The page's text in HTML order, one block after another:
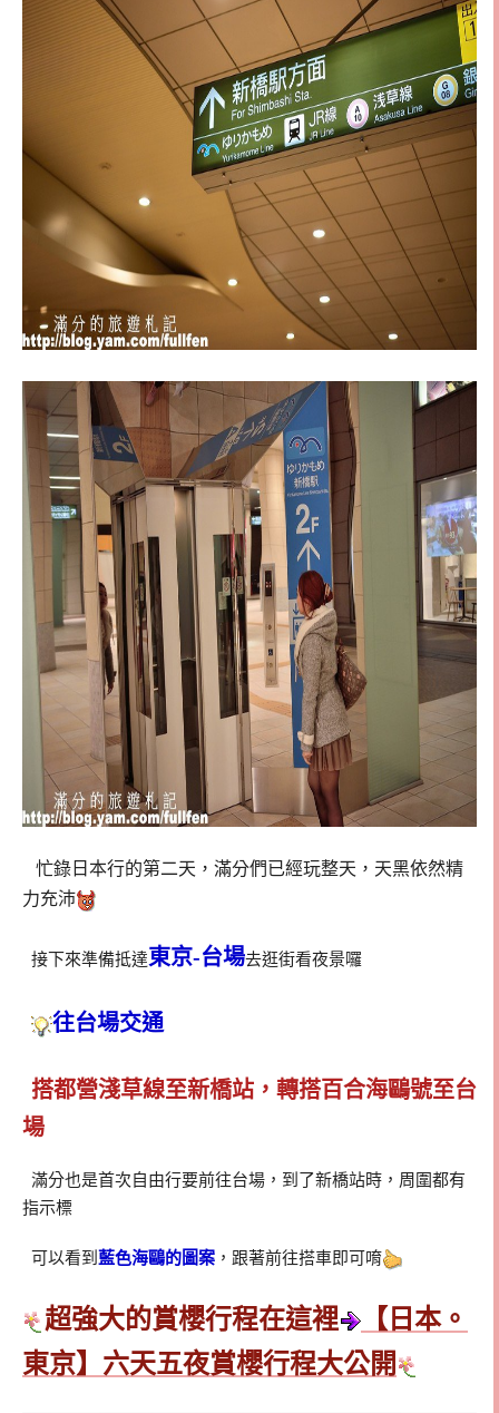
忙錄日本行的第二天，滿分們已經玩整天，天黑依然精
力充沛
接下來準備抵達東京-台場去逛街看夜景囉
往台場交通
搭都營淺草線至新橋站，轉搭百合海鷗號至台
場
滿分也是首次自由行要前往台場，到了新橋站時，周圍都有
指示標
可以看到 藍色海鷗的圖案 ，跟著前往搭車即可唷
超強大的賞櫻行程在這裡
【日本。
東京】六天五夜賞櫻行程大公開